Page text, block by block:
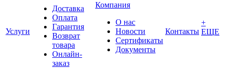
Услуги
Доставка
Оплата
Гарантия
Возврат
товара
Онлайн-
заказ
Компания
О нас
Новости
Сертификаты
Документы
Контакты
+
ЕЩЕ